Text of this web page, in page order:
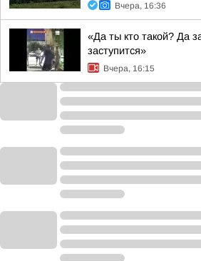
Вчера, 16:36
«Да ты кто такой? Да
заступится»
Вчера, 16:15